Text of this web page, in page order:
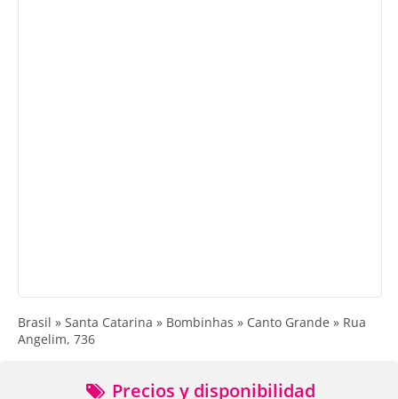
Brasil » Santa Catarina » Bombinhas » Canto Grande » Rua
Angelim, 736
Precios y disponibilidad